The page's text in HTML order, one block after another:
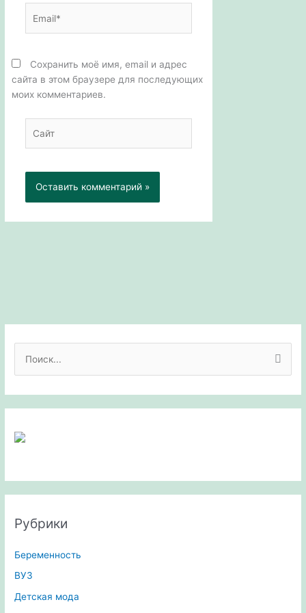
Сохранить моё имя, email и адрес
сайта в этом браузере для последующих
моих комментариев.
с
:
Рубрики
Беременность
ВУЗ
Детская мода